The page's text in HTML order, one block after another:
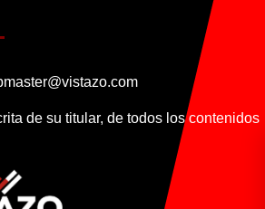
de su titular, de todos los contenidos